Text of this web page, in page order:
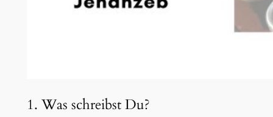
1. Was schreibst Du?